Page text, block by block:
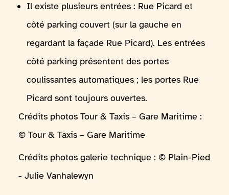
Il existe plusieurs entrées : Rue Picard et
côté parking couvert (sur la gauche en
regardant la façade Rue Picard). Les entrées
côté parking présentent des portes
coulissantes automatiques ; les portes Rue
Picard sont toujours ouvertes.
Crédits photos Tour & Taxis – Gare Maritime :
© Tour & Taxis – Gare Maritime
Crédits photos galerie technique : © Plain-Pied
- Julie Vanhalewyn